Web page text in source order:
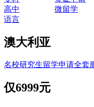
高中
微留学
语言
澳大利亚
名校研究生留学申请全套
仅6999元